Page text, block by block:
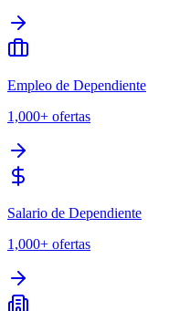
Empleo de Dependiente
1,000+ ofertas
Salario de Dependiente
1,000+ ofertas